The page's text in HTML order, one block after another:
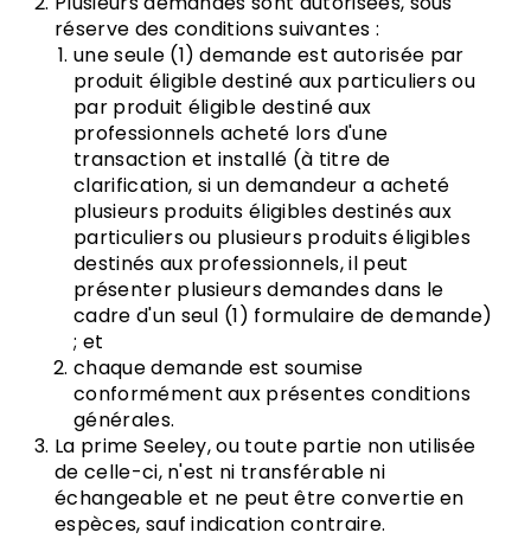
réserve des conditions suivantes :
une seule (1) demande est autorisée par
produit éligible destiné aux particuliers ou
par produit éligible destiné aux
professionnels acheté lors d'une
transaction et installé (à titre de
clarification, si un demandeur a acheté
plusieurs produits éligibles destinés aux
particuliers ou plusieurs produits éligibles
destinés aux professionnels, il peut
présenter plusieurs demandes dans le
cadre d'un seul (1) formulaire de demande)
; et
chaque demande est soumise
conformément aux présentes conditions
générales.
La prime Seeley, ou toute partie non utilisée
de celle-ci, n'est ni transférable ni
échangeable et ne peut être convertie en
espèces, sauf indication contraire.